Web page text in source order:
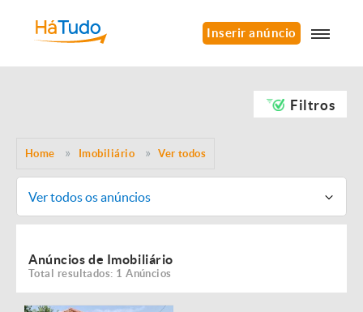
Inserir anúncio
Filtros
Home Imobiliário Ver todos
Ver todos os anúncios
Anúncios de Imobiliário
Total resultados: 1 Anúncios